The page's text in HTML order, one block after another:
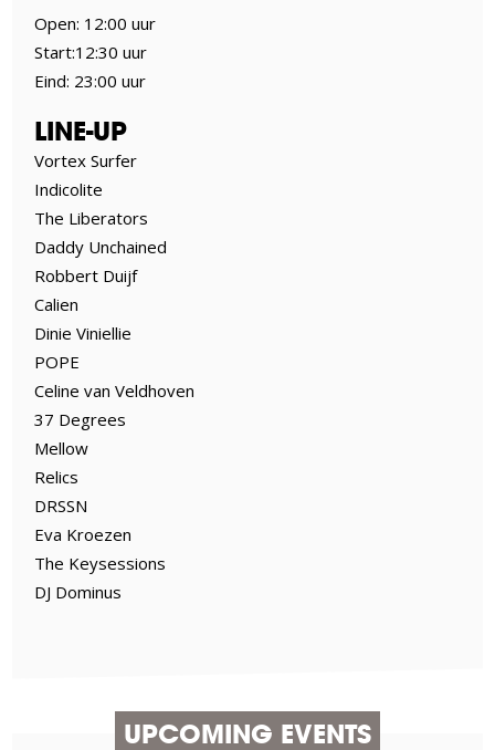
Open: 12:00 uur
Start:12:30 uur
Eind: 23:00 uur
LINE-UP
Vortex Surfer
Indicolite
The Liberators
Daddy Unchained
Robbert Duijf
Calien
Dinie Viniellie
POPE
Celine van Veldhoven
37 Degrees
Mellow
Relics
DRSSN
Eva Kroezen
The Keysessions
DJ Dominus
UPCOMING EVENTS